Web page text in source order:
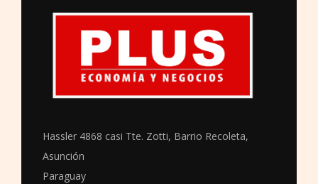
Hassler 4868 casi Tte. Zotti, Barrio Recoleta,
Asunción
Paraguay